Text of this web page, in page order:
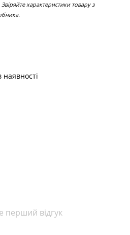
характеристики товару з
перший відгук